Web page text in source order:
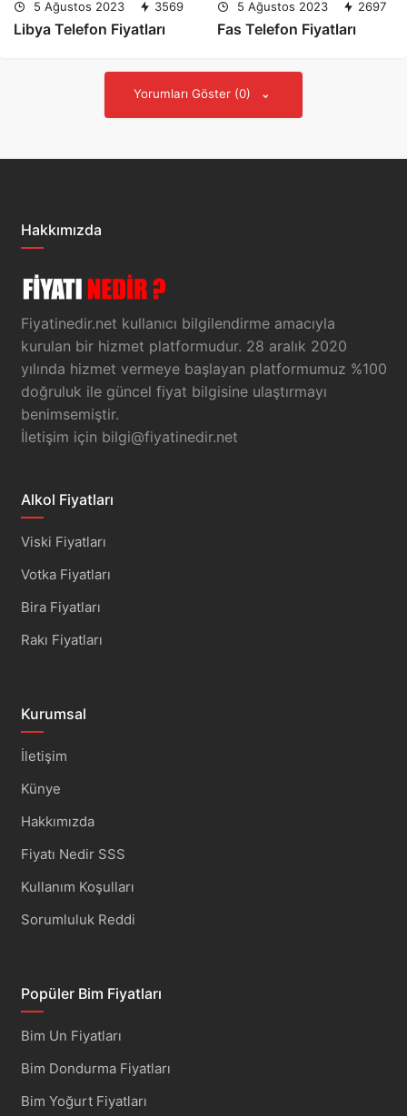
5 Ağustos 2023 3569
Libya Telefon Fiyatları
5 Ağustos 2023 2697
Fas Telefon Fiyatları
Yorumları Göster (0)
Hakkımızda
Fiyatinedir.net kullanıcı bilgilendirme amacıyla
kurulan bir hizmet platformudur. 28 aralık 2020
yılında hizmet vermeye başlayan platformumuz %100
doğruluk ile güncel fiyat bilgisine ulaştırmayı
benimsemiştir.
İletişim için bilgi@fiyatinedir.net
Alkol Fiyatları
Viski Fiyatları
Votka Fiyatları
Bira Fiyatları
Rakı Fiyatları
Kurumsal
İletişim
Künye
Hakkımızda
Fiyatı Nedir SSS
Kullanım Koşulları
Sorumluluk Reddi
Popüler Bim Fiyatları
Bim Un Fiyatları
Bim Dondurma Fiyatları
Bim Yoğurt Fiyatları